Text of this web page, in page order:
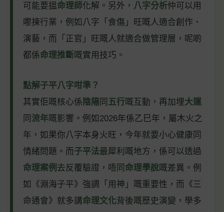
可能要搵命理師化解。另外， 八字分析仲可以用
嚟揀行業，例如八字「食傷」旺嘅人適合創作、
演藝，而「正官」旺嘅人就適合做管理層，呢啲
都係命理推斷嘅實用技巧。
點解子平八字咁準？
其實佢嘅核心係 陰陽 同 五行嘅互動，再加埋大運
同 流年嘅影響。例如2026年係乙巳年，屬木火之
年，如果你八字本身火旺，今年就要小心健康同
情緒問題。而子平法最犀利嘅地方，係可以透過
命理案例 去反覆驗證，唔同 命理學說嘅差異。例
如《淵海子平》強調「用神」嘅重要性，而《三
命通會》就多講命理文化背後嘅歷史演變，學多